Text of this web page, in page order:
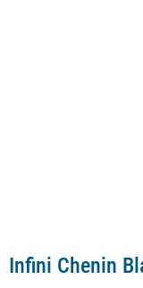
Infini Chenin